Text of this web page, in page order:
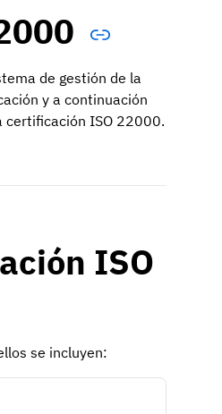
de gestión de la
y a continuación
certificación ISO 22000.
ISO
se incluyen: